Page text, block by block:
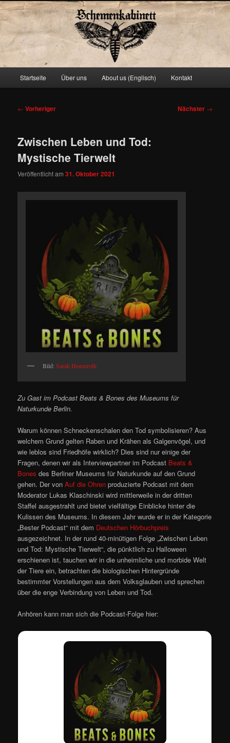
Schemenkabinett
Zum
springen
Startseite Über uns About us (Englisch) Kontakt
Beitragsnavigation
← Vorheriger Nächster →
Zwischen Leben und Tod:
Mystische Tierwelt
Veröffentlicht am31. Oktober 2021
Bild:Sarah Heuzeroth
Zu Gast im Podcast Beats & Bones des Museums für
Naturkunde Berlin.
Warum können Schneckenschalen den Tod symbolisieren? Aus
welchem Grund gelten Raben und Krähen als Galgenvögel, und
wie leblos sind Friedhöfe wirklich? Dies sind nur einige der
Fragen, denen wir als Interviewpartner im Podcast Beats &
Bones des Berliner Museums für Naturkunde auf den Grund
gehen. Der vonAuf die Ohren produzierte Podcast mit dem
Moderator Lukas Klaschinski wird mittlerweile in der dritten
Staffel ausgestrahlt und bietet vielfältige Einblicke hinter die
Kulissen des Museums. In diesem Jahr wurde er in der Kategorie
„Bester Podcast“ mit dem Deutschen Hörbuchpreis
ausgezeichnet. In der rund 40-minütigen Folge „Zwischen Leben
und Tod: Mystische Tierwelt“, die pünktlich zu Halloween
erschienen ist, tauchen wir in die unheimliche und morbide Welt
der Tiere ein, betrachten die biologischen Hintergründe
bestimmter Vorstellungen aus dem Volksglauben und sprechen
über die enge Verbindung von Leben und Tod.
Anhören kann man sich die Podcast-Folge hier: